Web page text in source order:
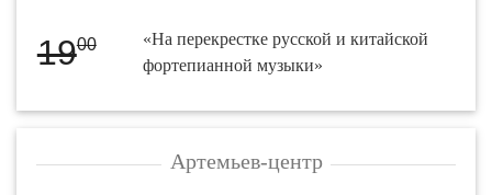
1900
«На перекрестке русской и китайской
фортепианной музыки»
Артемьев-центр